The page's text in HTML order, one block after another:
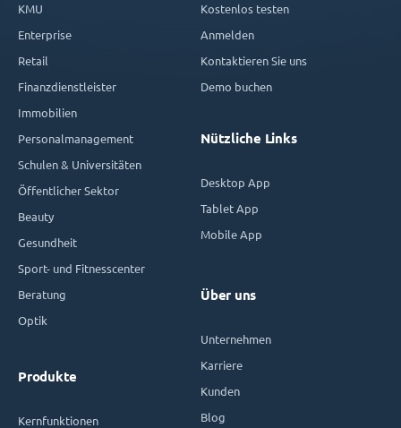
KMU
Enterprise
Retail
Finanzdienstleister
Immobilien
Personalmanagement
Schulen & Universitäten
Öffentlicher Sektor
Beauty
Gesundheit
Sport- und Fitnesscenter
Beratung
Optik
Produkte
Kernfunktionen
Kostenlos testen
Anmelden
Kontaktieren Sie uns
Demo buchen
Nützliche Links
Desktop App
Tablet App
Mobile App
Über uns
Unternehmen
Karriere
Kunden
Blog